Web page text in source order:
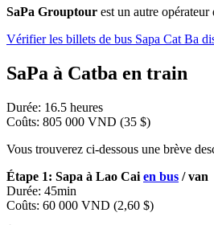
SaPa Grouptour est un autre
Vérifier les billets de bus Sapa Cat Ba
SaPa à Catba en train
Durée: 16.5 heures
Coûts: 805 000 VND (35 $)
Vous trouverez ci-dessous une brève
Étape 1: Sapa à Lao Cai en bus / van
Durée: 45min
Coûts: 60 000 VND (2,60 $)